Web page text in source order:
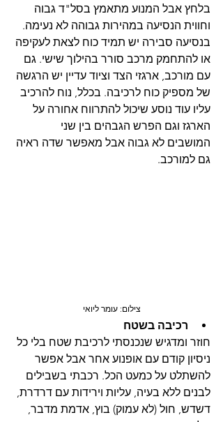
בלחץ אבל המנוע מתאמץ בסל"ד גבוה
וחווית הנסיעה במהירות גבוהה לא נעימה.
בנסיעה סבירה יש תמיד כוח לצאת לעקיפה
או להתחמק מרכב סורר בהילוך שישי. גם
עם מורכב, ארגזי הצד וציוד עדיין יש הרגשה
של מספיק כוח לרכיבה. בכלל, נוח להרכיב
עליו עוד נוסע שיכול להתרווח אחורה על
הארגז וגם הפרש הגבהים בין שני
המושבים לא גבוה אבל מאפשר שדה ראיה
גם למורכב.
צילום: עומר ליואי
רכיבה בשטח
חוזר ומדגיש שנכנסתי לרכיבת שטח בלי כל
ניסיון קודם עם אופנוע אחר אבל אפשר
להשתלט על כמעט הכל. רכבתי בשבילים
לבנים ללא בעיה, עליות וירידות עם דרדרת,
דשדש, חול (לא עמוק) בוץ, אדמת מדבר,